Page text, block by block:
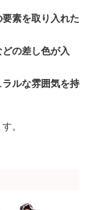
素を取り入れた
の差し色が入
ルな雰囲気を持
。